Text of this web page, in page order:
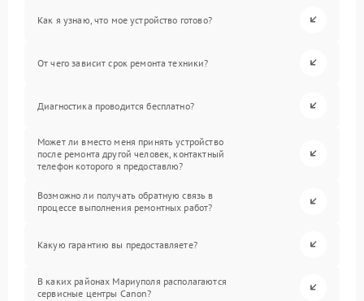
Как я узнаю, что мое устройство готово?
От чего зависит срок ремонта техники?
Диагностика проводится бесплатно?
Может ли вместо меня принять устройство
после ремонта другой человек, контактный
телефон которого я предоставлю?
Возможно ли получать обратную связь в
процессе выполнения ремонтных работ?
Какую гарантию вы предоставляете?
В каких районах Мариуполя располагаются
сервисные центры Canon?